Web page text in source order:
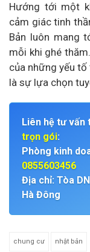
Hướng tới một
cảm giác tinh
Bản luôn mang
mỗi khi ghé
của những yếu
là sự lựa chọn
Liên hệ tư vấn
trọn gói:
Phòng kinh
0855603456
Địa chỉ: Tòa
Hà Đông
chung cư nhật bản